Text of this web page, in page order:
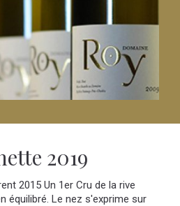
2019
2015 Un 1er Cru de la rive
équilibré. Le nez s'exprime sur